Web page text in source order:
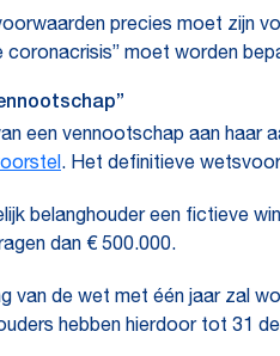
precies moet zijn
coronacrisis” moet worden
een vennootschap aan haar
. Het definitieve
belanghouder een fictieve
dan € 500.000.
de wet met één jaar zal
hebben hierdoor tot 31